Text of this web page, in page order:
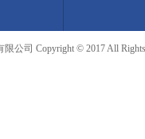
公司 Copyright © 2017 All Rights